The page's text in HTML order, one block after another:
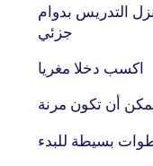
التدريس بدوام
جزئي
اكسب دخلا مغريا
أن تكون مرنة
بسيطة للبدء